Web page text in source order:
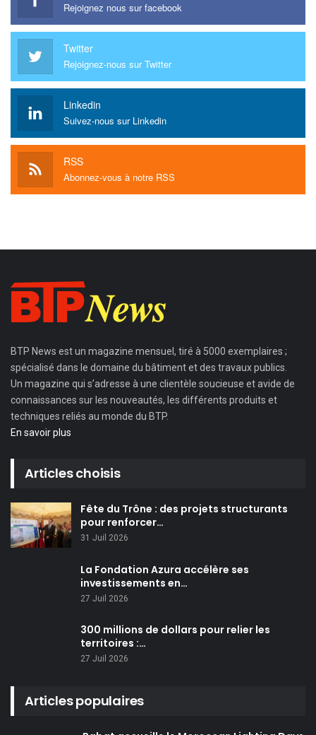
Rejoignez nous sur facebook
Twitter
Rejoignez-nous sur Twitter
Linkedin
Suivez-nous sur Linkedin
RSS
Abonnez-vous à notre RSS
BTP News est un magazine mensuel, tiré à 5000 exemplaires ;
spécialisé dans le domaine du bâtiment et des travaux publics.
Un magazine qui s’adresse à une clientèle soucieuse et avide de
connaissances sur les nouveautés, les différents produits et
techniques reliés au monde du BTP.
En savoir plus
Articles choisis
Fête du Trône : des projets structurants
pour renforcer…
31 Juil 2026
La Fondation Azura accélère ses
investissements en…
27 Juil 2026
300 millions de dollars pour relier les
territoires :…
27 Juil 2026
Articles populaires